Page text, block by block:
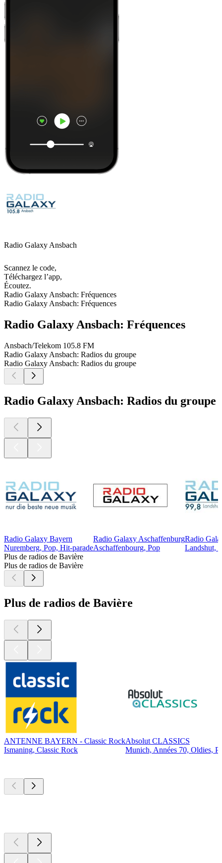
Radio Galaxy Ansbach
Scannez le code,
Téléchargez l’app,
Écoutez.
Radio Galaxy Ansbach: Fréquences
Radio Galaxy Ansbach: Fréquences
Radio Galaxy Ansbach: Fréquences
Ansbach/Telekom 105.8 FM
Radio Galaxy Ansbach: Radios du groupe
Radio Galaxy Ansbach: Radios du groupe
Radio Galaxy Ansbach: Radios du groupe
Radio Galaxy Bayern
Nuremberg, Pop, Hit-parade
Radio Galaxy Aschaffenburg
Aschaffenbourg, Pop
Radio
Landshut,
Plus de radios de Bavière
Plus de radios de Bavière
Plus de radios de Bavière
ANTENNE BAYERN - Classic Rock
Ismaning, Classic Rock
Absolut CLASSICS
Munich, Années 70, Oldies,